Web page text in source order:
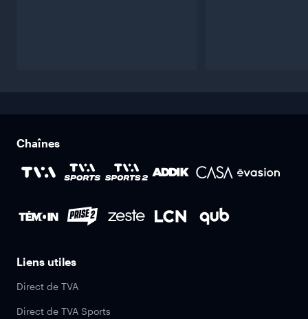
Chaînes
Liens utiles
Direct de TVA
Direct de TVA Sports